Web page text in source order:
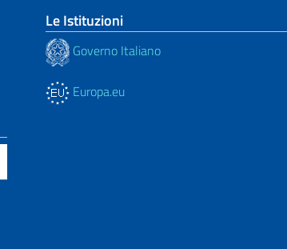
Le Istituzioni
Governo Italiano
Europa.eu